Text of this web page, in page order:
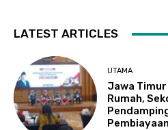
LATEST ARTICLES
UTAMA
Jawa
Rumah,